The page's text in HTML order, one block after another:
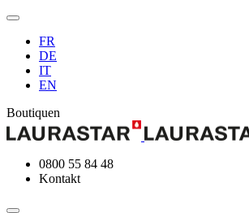
FR
DE
IT
EN
Boutiquen
0800 55 84 48
Kontakt